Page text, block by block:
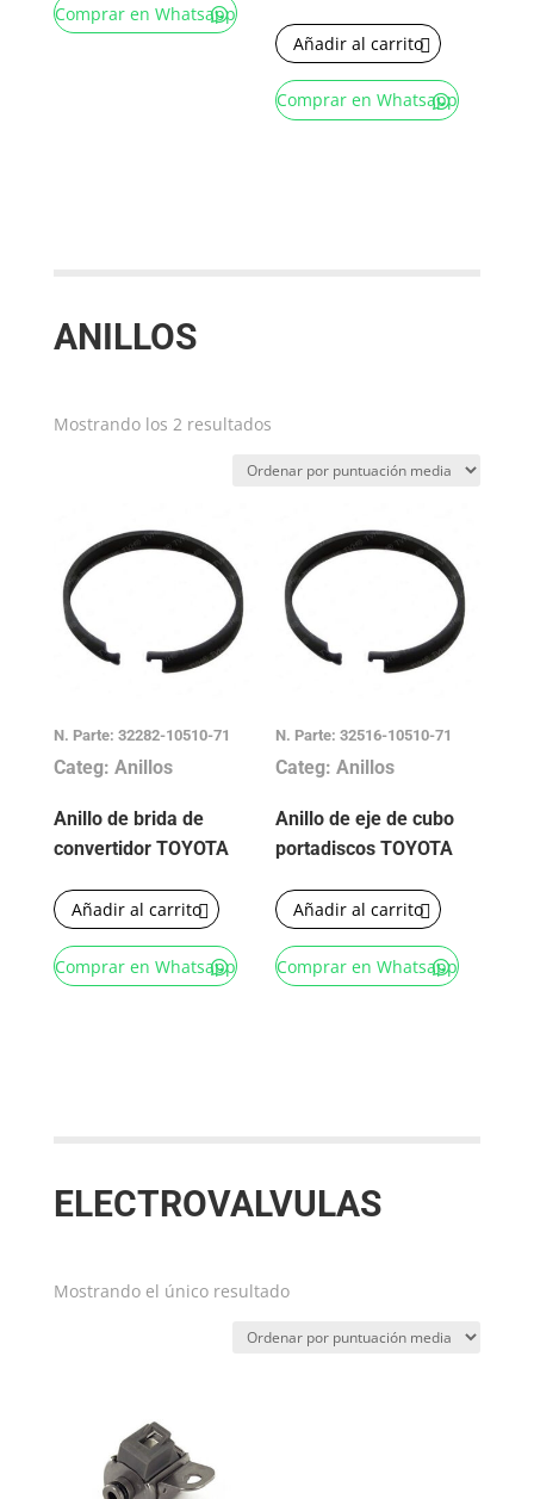
Comprar en Whatsapp
Añadir al carrito
Comprar en Whatsapp
ANILLOS
Mostrando los 2 resultadosOrdenado
puntuación
N. Parte: 32282-10510-71
Categ: Anillos
Anillo de brida de
convertidor TOYOTA
Añadir al carrito
Comprar en Whatsapp
N. Parte: 32516-10510-71
Categ: Anillos
Anillo de eje de cubo
portadiscos TOYOTA
Añadir al carrito
Comprar en Whatsapp
ELECTROVALVULAS
Mostrando el único resultado